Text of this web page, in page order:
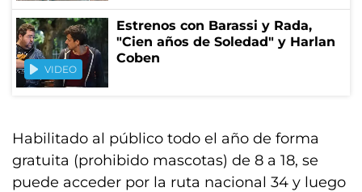
VIDEO
Estrenos con Barassi y Rada,
"Cien años de Soledad" y Harlan
Coben
Habilitado al público todo el año de forma
gratuita (prohibido mascotas) de 8 a 18, se
puede acceder por la ruta nacional 34 y luego